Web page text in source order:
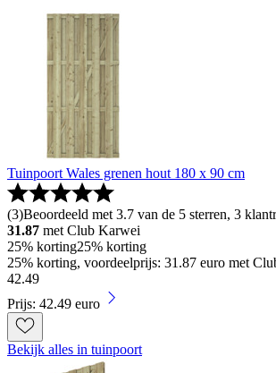
Tuinpoort Wales grenen hout 180 x 90 cm
(3)Beoordeeld met 3.7 van de 5 sterren, 3
31.87 met Club Karwei
25% korting25% korting
25% korting, voordeelprijs: 31.87 euro met
42.49
Prijs: 42.49 euro
Bekijk alles in tuinpoort